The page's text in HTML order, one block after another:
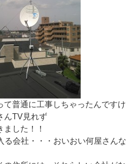
て普通に工事しちゃったんですけ
んTV見れず
した！！
る会社・・・おいおい何屋さんな